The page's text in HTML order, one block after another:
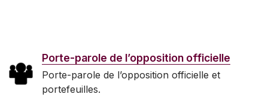
Porte-parole de l’opposition officielle
Porte-parole de l’opposition officielle et
portefeuilles.